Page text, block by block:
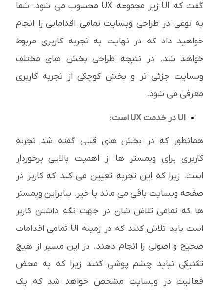
گفت که UI زیر مجموعه UX محسوب می شود. شما
به نوعی در طراحی وبسایت تمامی اقداماتی را انجام
خواهید داد که در نهایت به تجربه کاربری مربوط
خواهد شد. در نتیجه طراحی بخش های مختلف
وبسایت جزئی تر و بخش کوچکی از تجربه کاربری
معرفی می شود.
UI در خدمت UX است:
همانطور که در بخش های قبلی گفته شد تجربه
کاربری برای وبمستر ها از اهمیت بالایی برخوردار
است. زیرا که این تجربه تعیین می کند که کاربر در
صفحه وبسایت باقی می ماند یا خیر. بنابراین وبمستر
ها که تمامی تلاش شان در جهت نگه داشتن کاربر
است باید تلاش کنند که در زمینه UI تمامی اقدامات
صحیح و اصولی را انجام دهند. در این مسیر از هیچ
تکنیکی نباید چشم پوشی کنند زیرا که به محض
فعالیت در وبسایت مشخص خواهد شد که یک